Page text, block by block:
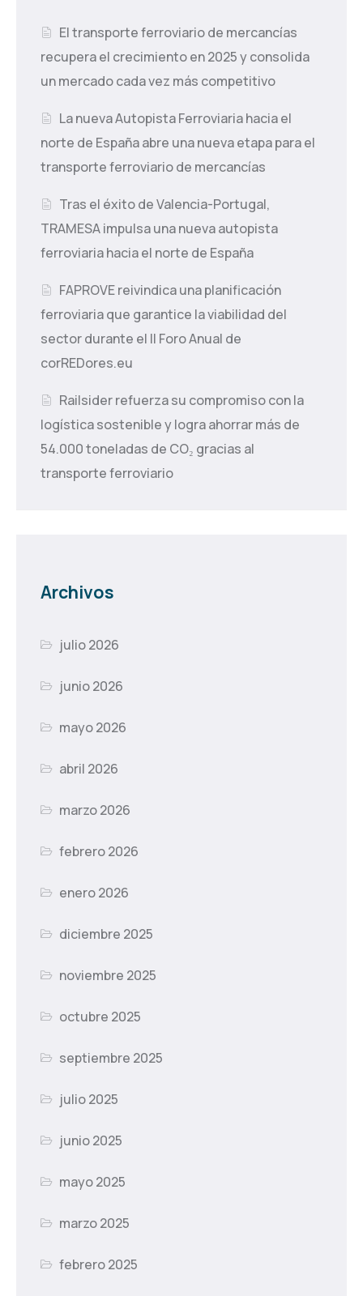
El transporte ferroviario de mercancías
recupera el crecimiento en 2025 y consolida
un mercado cada vez más competitivo
La nueva Autopista Ferroviaria hacia el
norte de España abre una nueva etapa para el
transporte ferroviario de mercancías
Tras el éxito de Valencia-Portugal,
TRAMESA impulsa una nueva autopista
ferroviaria hacia el norte de España
FAPROVE reivindica una planificación
ferroviaria que garantice la viabilidad del
sector durante el II Foro Anual de
corREDores.eu
Railsider refuerza su compromiso con la
logística sostenible y logra ahorrar más de
54.000 toneladas de CO₂ gracias al
transporte ferroviario
Archivos
julio 2026
junio 2026
mayo 2026
abril 2026
marzo 2026
febrero 2026
enero 2026
diciembre 2025
noviembre 2025
octubre 2025
septiembre 2025
julio 2025
junio 2025
mayo 2025
marzo 2025
febrero 2025